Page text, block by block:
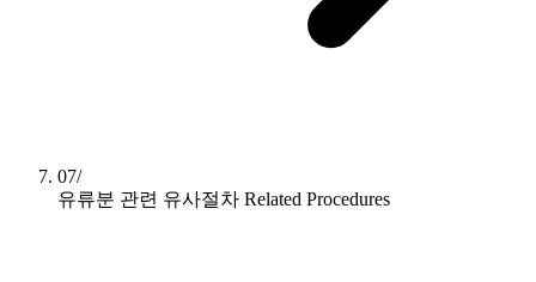
07/
유류분 관련 유사절차 Related Procedures